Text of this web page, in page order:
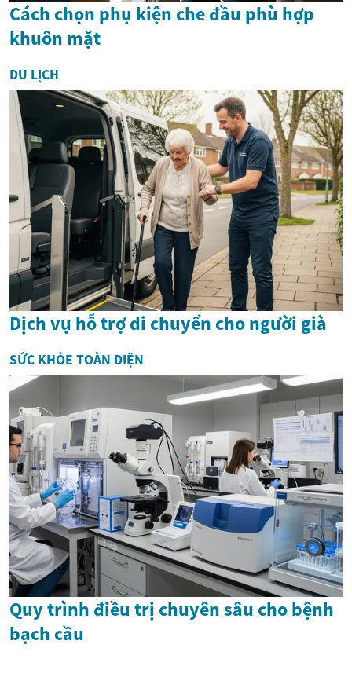
Cách chọn phụ kiện che đầu phù hợp
khuôn mặt
DU LỊCH
Dịch vụ hỗ trợ di chuyển cho người già
SỨC KHỎE TOÀN DIỆN
Quy trình điều trị chuyên sâu cho bệnh
bạch cầu